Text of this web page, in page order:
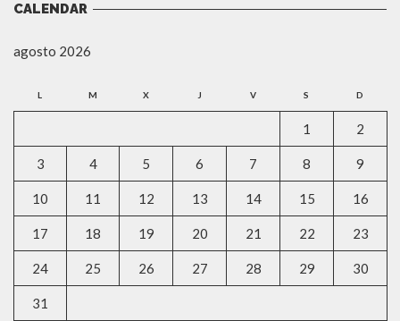
CALENDAR
agosto 2026
L M X J V S D
1 2
3 4 5 6 7 8 9
10 11 12 13 14 15 16
17 18 19 20 21 22 23
24 25 26 27 28 29 30
31